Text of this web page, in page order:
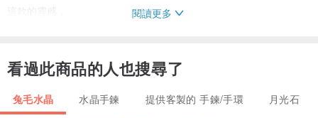
這款的靈感，
有時候我們會因為受傷、
慢慢忘記溫柔的存在。
閱讀更多
看過此商品的人也搜尋了
兔毛水晶 水晶手鍊 提供客製的 手鍊/手環 月光石